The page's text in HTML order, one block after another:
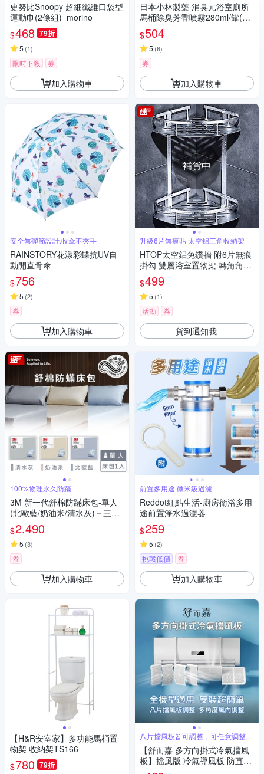
史努比Snoopy 超細纖維口袋型
運動巾(2條組)_morino
$468 79折
5 (1)
限時下殺 券
加入購物車
安全無彈節設計,收傘不夾手
RAINSTORY花漾彩蝶抗UV自
動開直骨傘
$756
5 (2)
券
加入購物車
100%物理永久防蹣
3M 新一代舒棉防蹣床包-單人
(北歐藍/奶油米/清水灰)－三色
任選
$2,490
5 (3)
券
加入購物車
【H&R安室家】多功能馬桶置
物架 收納架TS166
$780 79折
日本小林製藥 消臭元浴室廁所
馬桶除臭芳香噴霧280ml/罐(空
氣清新劑,衛浴脫臭去味擴香,浴
廁芳香劑)
$504
5 (6)
券
加入購物車
補貨中
升級6片無痕貼 太空鋁三角收納架
HTOP太空鋁免鑽牆 附6片無痕
掛勾 雙層浴室置物架 轉角角落
架 透明防水貼 免鑽孔
$499
5 (1)
活動 券
貨到通知我
前置多用途 微米級過濾
Reddot紅點生活-廚房衛浴多用
途前置淨水過濾器
$259
5 (2)
挑戰低價 券
加入購物車
八片擋風板皆可調整，可任意調整適
合角度
【舒而嘉 多方向掛式冷氣擋風
板】擋風版 冷氣導風板 防直吹
遮風 空調 擋板 出風口擋板 防